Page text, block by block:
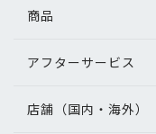
商品
メガネ
サングラス
アフターサービス
アフターサービス
店舗（国内・海外）